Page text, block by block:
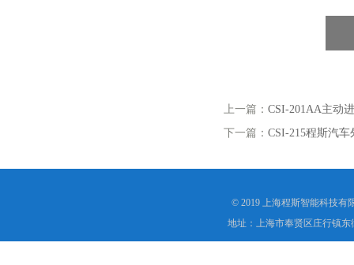
上一篇： CSI-201AA主动
下一篇： CSI-215程斯汽
© 2019 上海程斯智能科技有
地址：上海市奉贤区庄行镇东